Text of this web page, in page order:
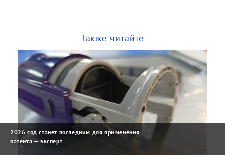
Также читайте
2026 год станет последним для применения
патента — эксперт